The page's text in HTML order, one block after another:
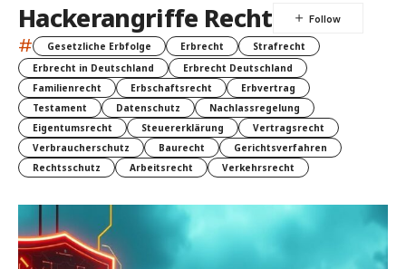
Hackerangriffe Recht
# Gesetzliche Erbfolge Erbrecht
Strafrecht
Erbrecht in Deutschland
Erbrecht Deutschland
Familienrecht
Erbschaftsrecht
Erbvertrag
Testament
Datenschutz
Nachlassregelung
Eigentumsrecht
Steuererklärung
Vertragsrecht
Verbraucherschutz
Baurecht
Gerichtsverfahren
Rechtsschutz
Arbeitsrecht Verkehrsrecht